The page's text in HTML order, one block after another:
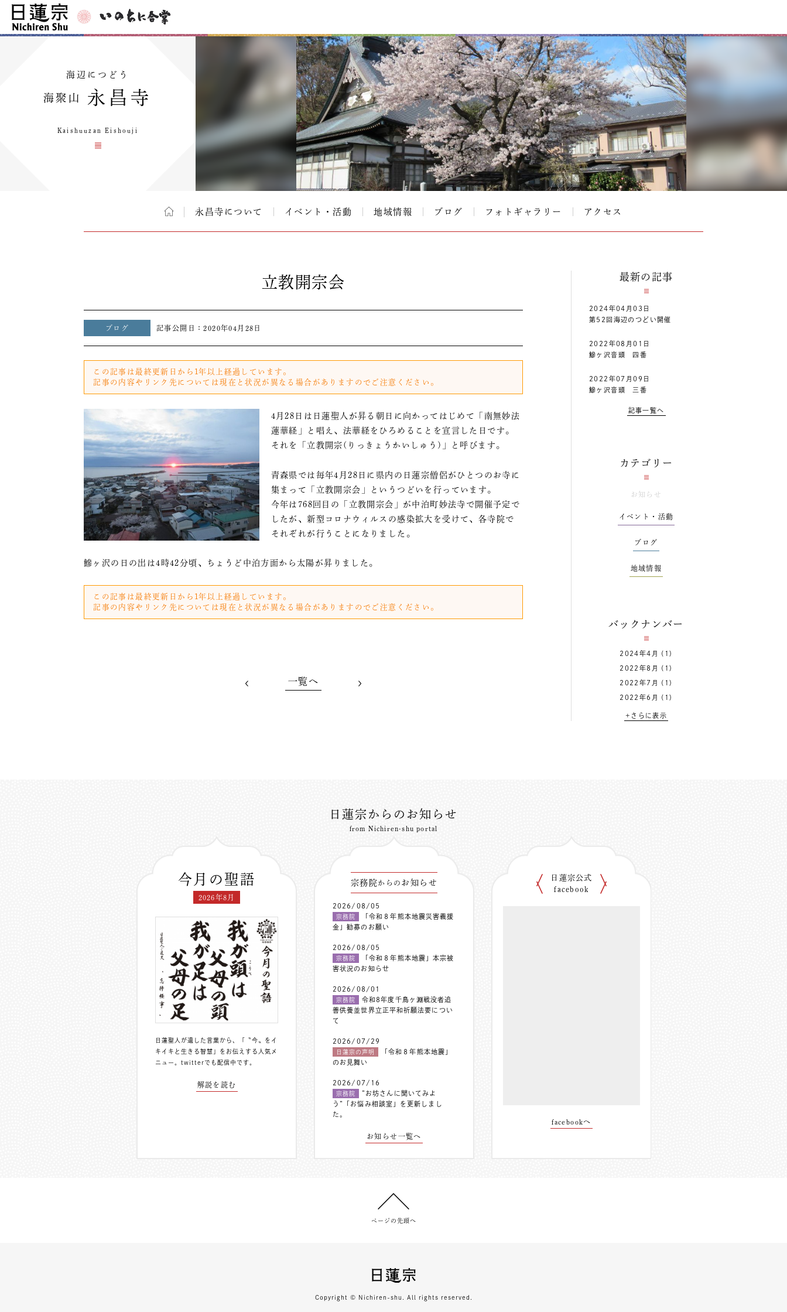
海辺につどう
海聚山 永昌寺
Kaishuuzan Eishouji
永昌寺について イベント・活動 地域情報 ブログ フォトギャラリー アクセス
立教開宗会
ブログ 記事公開日：2020年04月28日
この記事は最終更新日から1年以上経過しています。
記事の内容やリンク先については現在と状況が異なる場合がありますのでご注意ください。
4月28日は日蓮聖人が昇る朝日に向かってはじめて「南無妙法
蓮華経」と唱え、法華経をひろめることを宣言した日です。
それを「立教開宗(りっきょうかいしゅう)」と呼びます。
青森県では毎年4月28日に県内の日蓮宗僧侶がひとつのお寺に
集まって「立教開宗会」というつどいを行っています。
今年は768回目の「立教開宗会」が中泊町妙法寺で開催予定で
したが、新型コロナウィルスの感染拡大を受けて、各寺院で
それぞれが行うことになりました。
鰺ヶ沢の日の出は4時42分頃、ちょうど中泊方面から太陽が昇りました。
この記事は最終更新日から1年以上経過しています。
記事の内容やリンク先については現在と状況が異なる場合がありますのでご注意ください。
一覧へ
最新の記事
2024年04月03日
第52回海辺のつどい開催
2022年08月01日
鰺ヶ沢音頭 四番
2022年07月09日
鰺ヶ沢音頭 三番
記事一覧へ
カテゴリー
お知らせ
イベント・活動
ブログ
地域情報
バックナンバー
2024年4月 (1)
2022年8月 (1)
2022年7月 (1)
2022年6月 (1)
+さらに表示
日蓮宗からのお知らせ
from Nichiren-shu portal
今月の聖語
2026年8月
日蓮聖人が遺した言葉から、「〝今〟をイ
キイキと生きる智慧」をお伝えする人気メ
ニュー。 twitterでも配信中 です。
解説を読む
宗務院からの お知らせ
2026/08/05
宗務院
「令和８年熊本地震災害義援
金」勧募のお願い
2026/08/05
宗務院
「令和８年熊本地震」本宗被
害状況のお知らせ
2026/08/01
宗務院
令和8年度千鳥ヶ淵戦没者追
善供養並世界立正平和祈願法要につい
て
2026/07/29
日蓮宗の声明
「令和８年熊本地震」
のお見舞い
2026/07/16
宗務院
”お坊さんに聞いてみよ
う”「お悩み相談室」を更新しまし
た。
お知らせ一覧へ
日蓮宗公式
facebook
facebookへ
ページの先頭へ
Copyright © Nichiren-shu. All rights reserved.